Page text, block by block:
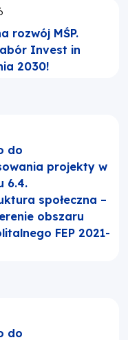
rozwój MŚP.
Invest in
2030!
do
projekty w
6.4.
społeczna –
obszaru
FEP 2021-
do